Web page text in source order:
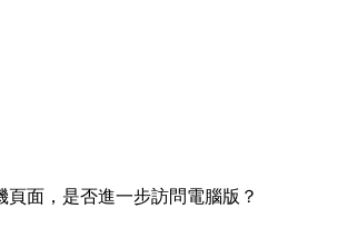
頁面，是否進一步訪問電腦版？